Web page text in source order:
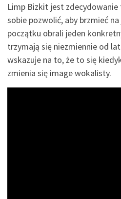
Limp Bizkit jest
sobie pozwolić, aby brzmieć
początku obrali jeden
trzymają się niezmiennie od
wskazuje na to, że to się
zmienia się image wokalisty.